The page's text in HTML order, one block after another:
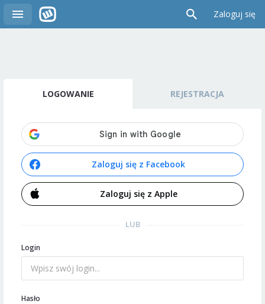
Zaloguj się
LOGOWANIE REJESTRACJA
Zaloguj się z Facebook
Zaloguj się z Apple
LUB
Login
Hasło